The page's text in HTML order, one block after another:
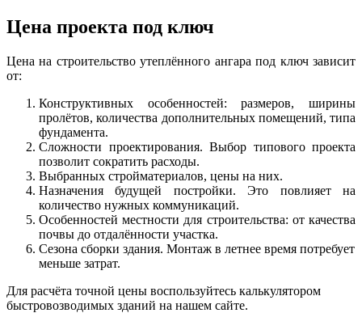
Цена проекта под ключ
Цена на строительство утеплённого ангара под ключ зависит
от:
Конструктивных особенностей: размеров, ширины
пролётов, количества дополнительных помещений, типа
фундамента.
Сложности проектирования. Выбор типового проекта
позволит сократить расходы.
Выбранных стройматериалов, цены на них.
Назначения будущей постройки. Это повлияет на
количество нужных коммуникаций.
Особенностей местности для строительства: от качества
почвы до отдалённости участка.
Сезона сборки здания. Монтаж в летнее время потребует
меньше затрат.
Для расчёта точной цены воспользуйтесь калькулятором
быстровозводимых зданий на нашем сайте.